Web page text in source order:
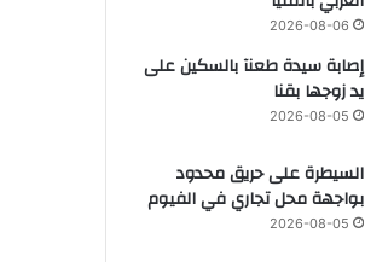
2026-08-06
إصابة سيدة طعنآ بالسكين على
يد زوجها بقنا
2026-08-05
السيطرة على حريق محدود
بواجهة محل تجاري في الفيوم
2026-08-05